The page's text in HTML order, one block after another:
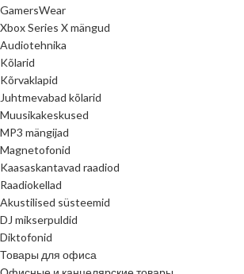
GamersWear
Xbox Series X mängud
Audiotehnika
Kõlarid
Kõrvaklapid
Juhtmevabad kõlarid
Muusikakeskused
MP3 mängijad
Magnetofonid
Kaasaskantavad raadiod
Raadiokellad
Akustilised süsteemid
DJ mikserpuldid
Diktofonid
Товары для офиса